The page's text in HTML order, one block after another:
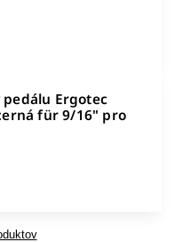
Ergotec
für 9/16" pro